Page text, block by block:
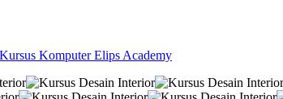
Komputer Elips Academy